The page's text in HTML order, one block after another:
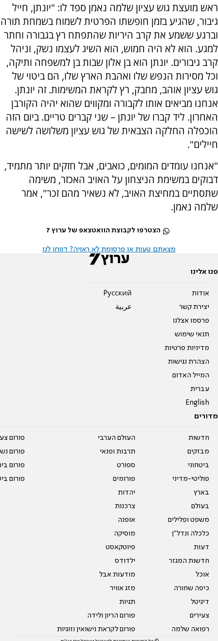
ראש מועצת גוש עציון שלמה נאמן ספד לו: "יונתן, חייל
גיבור, שהגיע בזמן חופשתו הפרטית לשמוח בשמחת תורה
וברגע ששמע את קרב היריות שהתפתח רץ בגבורה וחתר
למגע. הוא לא היה חמוש, הוא השיג לעצמו נשק, וניהל
קרב גיבורים. יונתן הוא בן אלון שבות בן למשפחה ותיקה,
וכל מסירות הנפש שלו ואהבת הארץ שלו, הם ביטוי של
גוש עציון אוהב, מחבק, רץ לקראת המשימות. זה יונתן.
אנחנו מביאים אותו לקבורה ומקווים שהוא יהיה הקורבן
האחרון. ליד קברו של יונתן – שני קברים טריים. ביום הזה
הוכפלה החלקה הצבאית של גוש עציון משלושה לשישה
חיילים".
"אנחנו עומדים המומים, כואבים, אבל חזקים יותר מתמיד,
דבוקים במשימת הניצחון על האויב האכזר, משימה
שתסתיים במחיצת האויב, לא נשאיר מהם זכר", אמר
שלמה נאמן.
הצטרפו לקבוצת הוואטצאפ של ערוץ 7
מצאתם טעות או פרסומת לא ראויה? דווחו לנו
פנו אלינו
אודות
יצירת קשר
פרסמו אצלנו
תנאי שימוש
מדיניות פרטיות
הצהרת נגישות
המייל האדום
עברית
English
Pусский
عربية
מדורים
חדשות
מבזקים
ביטחוני
פוליטי-מדיני
בארץ
בעולם
משפט ופלילים
כלכלה ונדל"ן
דעות
חדשות המגזר
אוכל
כיפה שחורה
דיגיטל
צעירים
רפואה שלמה
העולם הערבי
תרבות ופנאי
ספורט
פורומים
יהדות
צרכנות
אופנה
מוסיקה
פיוטקאסט
ילדודס
מודעות אבל
מזג אוויר
תגיות
פורום הריון ולידה
פורום לקראת נישואין וזוגיות
פורום
פורום
פורום
פורום